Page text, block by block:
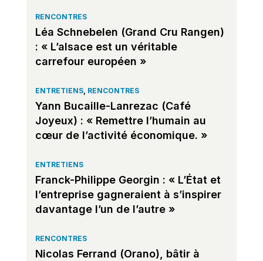
RENCONTRES
Léa Schnebelen (Grand Cru Rangen)
: « L’alsace est un véritable
carrefour européen »
ENTRETIENS, RENCONTRES
Yann Bucaille-Lanrezac (Café
Joyeux) : « Remettre l’humain au
cœur de l’activité économique. »
ENTRETIENS
Franck-Philippe Georgin : « L’État et
l’entreprise gagneraient à s’inspirer
davantage l’un de l’autre »
RENCONTRES
Nicolas Ferrand (Orano), bâtir à